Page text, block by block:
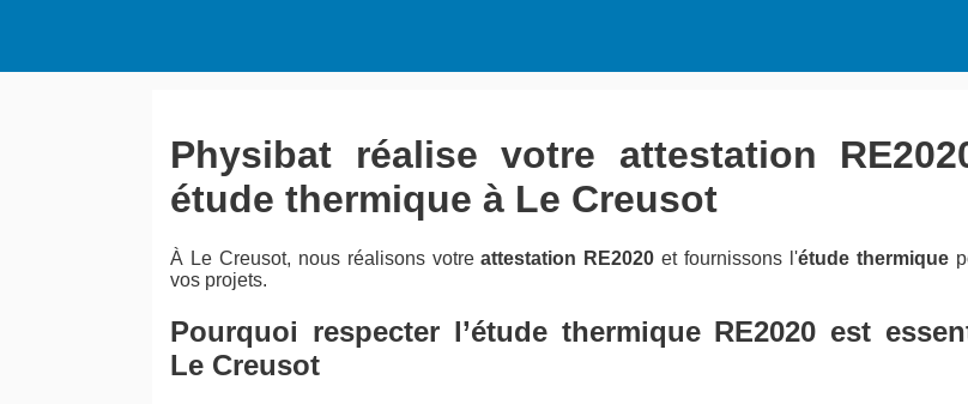
Physibat réalise votre attestation
étude thermique à Le Creusot
À Le Creusot, nous réalisons votreattestation RE2020 et fournissons l'étude thermique
vos projets.
Pourquoi respecter l’étude thermique RE2020 est
Le Creusot